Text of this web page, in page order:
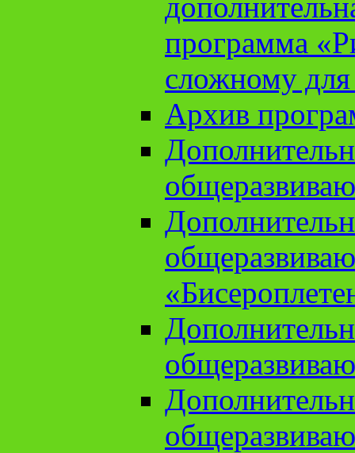
программа
сложному
Архив